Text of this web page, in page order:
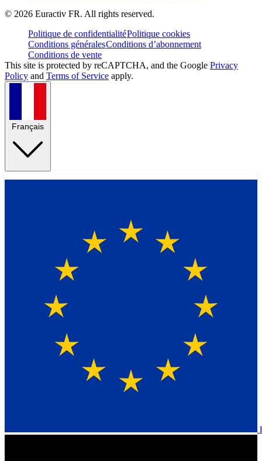
© 2026 Euractiv FR. All rights reserved.
Politique de confidentialitéPolitique cookies
Conditions généralesConditions d’abonnement
Conditions de vente
This site is protected by reCAPTCHA, and the Google Privacy
Policy and Terms of Service apply.
Français